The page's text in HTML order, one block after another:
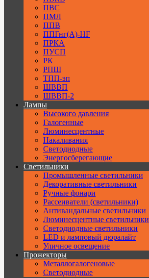
ПВС
ПМЛ
ППВ
ППГнг(А)-HF
ПРКА
ПУСП
РК
РПШ
ТПП-эп
ШВВП
ШВВП-2
Лампы
Высокого давления
Галогенные
Люминесцентные
Накаливания
Светодиодные
Энергосберегающие
Светильники
Промышленные светильники
Декоративные светильники
Ручные фонари
Рассеиватели (светильники)
Антивандальные светильники
Люминесцентные светильники
Cветодиодные светильники
LED и ламповый дюралайт
Уличное освещение
Прожекторы
Металлогалогеновые
Светодиодные